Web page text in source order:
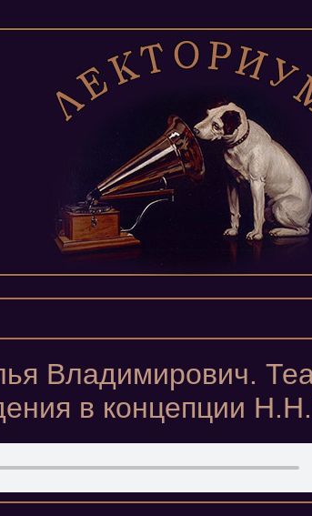
Владимирович.
в концепции